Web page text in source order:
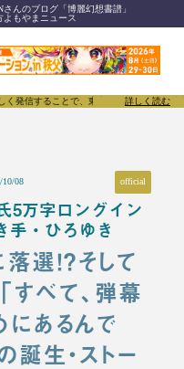
さんのブログ「博麗幻想書譜」
よもやまニュース
東方Projectのみならず「同人文化」その
詳しく読む
10/08 official
5万字ロングイン
手・ひろゆき
選！？そして
すべて、弾幕
にあるんで
誕生・ストー